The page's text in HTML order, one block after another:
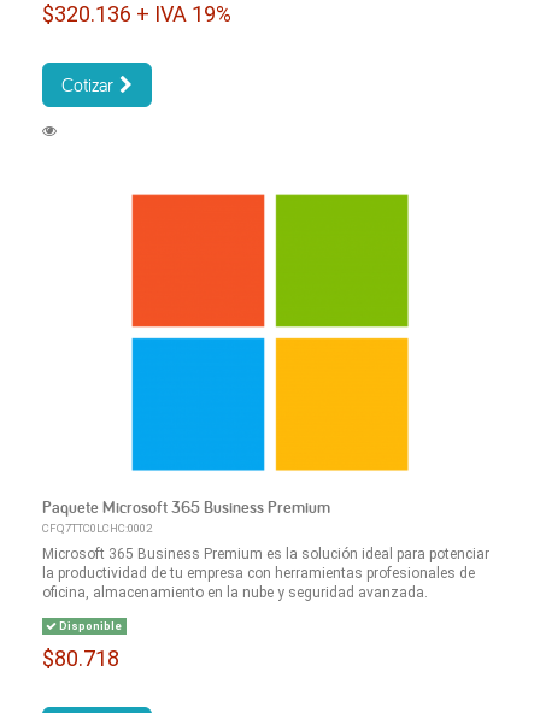
$320.136 + IVA 19%
Cotizar
Paquete Microsoft 365 Business Premium
CFQ7TTC0LCHC:0002
Microsoft 365 Business Premium es la solución ideal para potenciar
la productividad de tu empresa con herramientas profesionales de
oficina, almacenamiento en la nube y seguridad avanzada.
Disponible
$80.718